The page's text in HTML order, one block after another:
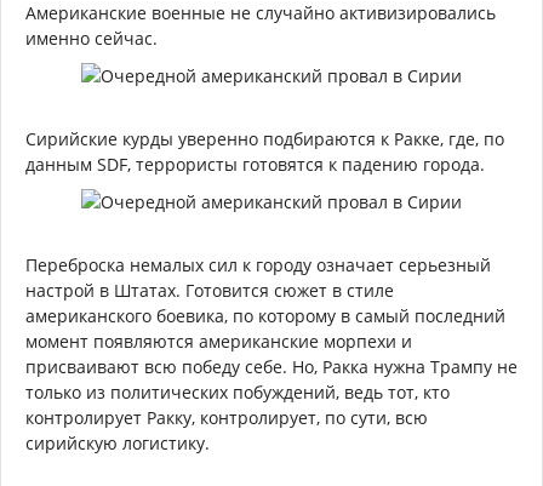
Американские военные не случайно активизировались
именно сейчас.
Сирийские курды уверенно подбираются к Ракке, где, по
данным SDF, террористы готовятся к падению города.
Переброска немалых сил к городу означает серьезный
настрой в Штатах. Готовится сюжет в стиле
американского боевика, по которому в самый последний
момент появляются американские морпехи и
присваивают всю победу себе. Но, Ракка нужна Трампу не
только из политических побуждений, ведь тот, кто
контролирует Ракку, контролирует, по сути, всю
сирийскую логистику.